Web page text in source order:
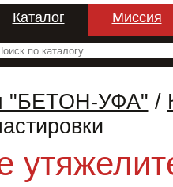
Каталог Миссия
"БЕТОН-УФА" /